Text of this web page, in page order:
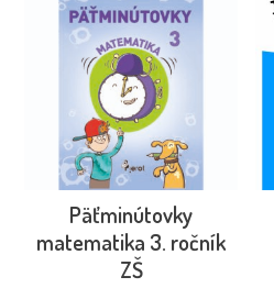
Päťminútovky
matematika 3. ročník
ZŠ